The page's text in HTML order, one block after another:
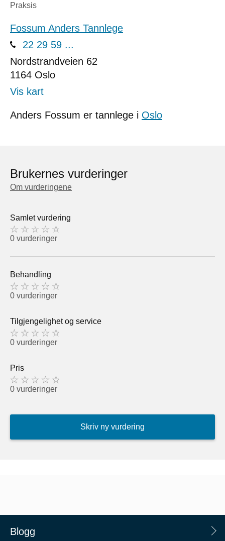
Praksis
Fossum Anders Tannlege
22 29 59 ...
Nordstrandveien 62
1164 Oslo
Vis kart
Anders Fossum er tannlege i Oslo
Brukernes vurderinger
Om vurderingene
Samlet vurdering
0 vurderinger
Behandling
0 vurderinger
Tilgjengelighet og service
0 vurderinger
Pris
0 vurderinger
Skriv ny vurdering
Blogg